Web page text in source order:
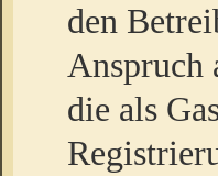
den
die als